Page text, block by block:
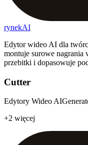
rynekAI
Edytor wideo AI dla
montuje surowe
przebitki i dopasowuje
Cutter
Edytory Wideo AI
+2 więcej